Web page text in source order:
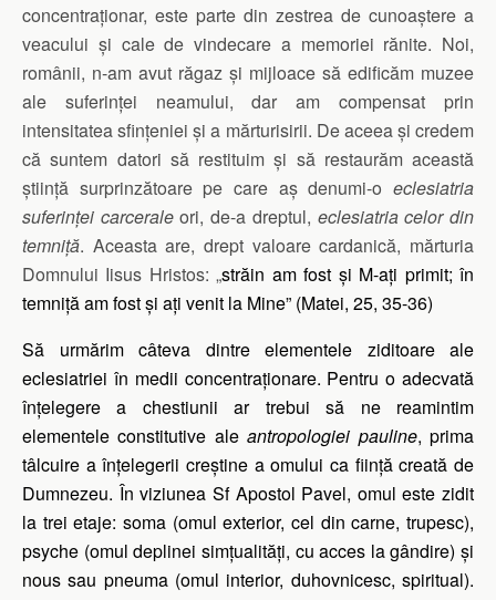
concentraționar, este parte din zestrea de cunoaștere a
veacului și cale de vindecare a memoriei rănite. Noi,
românii, n-am avut răgaz și mijloace să edificăm muzee
ale suferinței neamului, dar am compensat prin
intensitatea sfințeniei și a mărturisirii. De aceea și credem
că suntem datori să restituim și să restaurăm această
știință surprinzătoare pe care aș denumi-o eclesiatria
suferinței carceraleori, de-a dreptul, eclesiatria celor din
temniță. Aceasta are, drept valoare cardanică, mărturia
Domnului Iisus Hristos: „străin am fost şi M-aţi primit; în
temniţă am fost şi aţi venit la Mine” (Matei, 25, 35-36)
Să urmărim câteva dintre elementele ziditoare ale
eclesiatriei în medii concentraționare. Pentru o adecvată
înțelegere a chestiunii ar trebui să ne reamintim
elementele constitutive aleantropologiei pauline, prima
tâlcuire a înțelegerii creștine a omului ca ființă creată de
Dumnezeu. În viziunea Sf Apostol Pavel, omul este zidit
la trei etaje: soma (omul exterior, cel din carne, trupesc),
psyche (omul deplinei simțualități, cu acces la gândire) și
nous sau pneuma (omul interior, duhovnicesc, spiritual).